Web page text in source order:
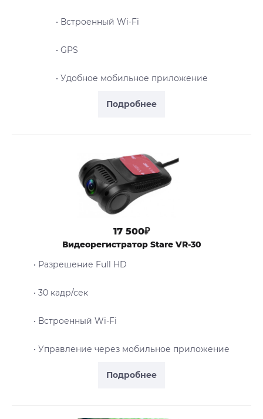
Подробнее
• Встроенный Wi-Fi
• GPS
• Удобное мобильное приложение
Подробнее
17 500₽
Видеорегистратор Stare VR-30
• Разрешение Full HD
• 30 кадр/сек
• Встроенный Wi-Fi
• Управление через мобильное приложение